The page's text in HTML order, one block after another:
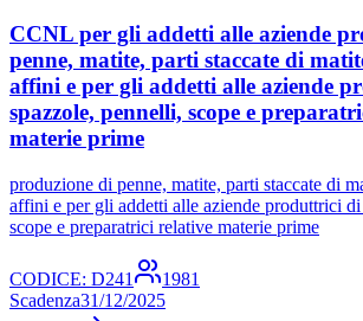
CCNL per gli addetti alle aziende
penne, matite, parti staccate di
affini e per gli addetti alle aziende
spazzole, pennelli, scope e
materie prime
produzione di penne, matite, parti staccate di
affini e per gli addetti alle aziende produttrici
scope e preparatrici relative materie prime
CODICE: D241
1981
Scadenza31/12/2025